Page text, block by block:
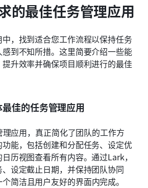
的最佳任务管理应用
，找到适合您工作流程以保持任务
到不知所措。这里简要介绍一些能
升效率并确保项目顺利进行的最佳
佳的任务管理应用
应用，真正简化了团队的工作方
能，包括创建和分配任务、设定优
历视图查看所有内容。通过Lark，
设定截止日期，并保持团队协同
简洁且用户友好的界面内完成。